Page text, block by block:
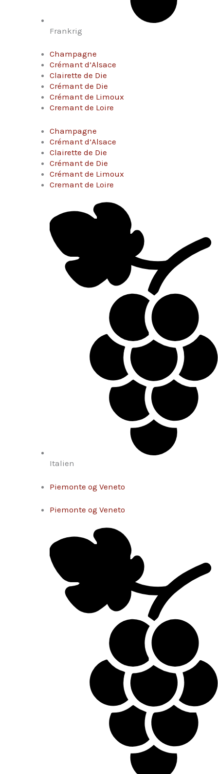
Frankrig
Champagne
Crémant d’Alsace
Clairette de Die
Crémant de Die
Crémant de Limoux
Cremant de Loire
Champagne
Crémant d’Alsace
Clairette de Die
Crémant de Die
Crémant de Limoux
Cremant de Loire
Italien
Piemonte og Veneto
Piemonte og Veneto